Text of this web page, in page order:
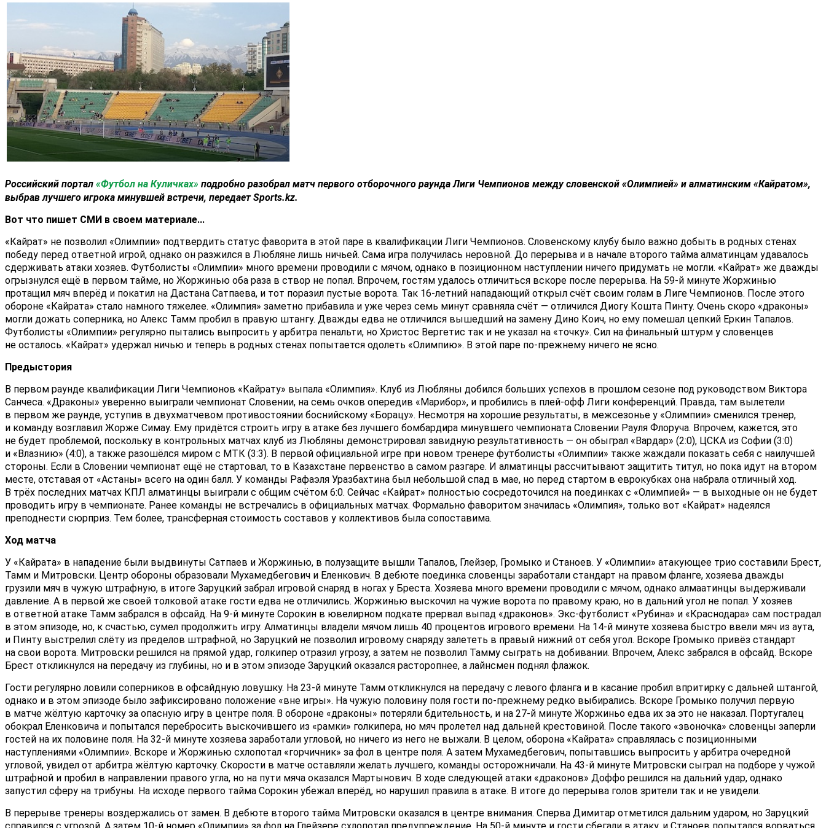
Российский портал «Футбол на Куличках» подробно разобрал матч первого отборочного раундаЛиги Чемпионов между словенской «Олимпией» и алматинским «Кайратом»,
выбрав лучшего игрока минувшей встречи, передает Sports.kz.
Вот что пишет СМИ в своем материале...
«Кайрат» не позволил «Олимпии» подтвердить статус фаворита в этой паре в квалификации Лиги Чемпионов. Словенскому клубу было важно добыть в родных стенах
победу перед ответной игрой, однако он разжился в Любляне лишь ничьей. Сама игра получилась неровной. До перерыва и в начале второго тайма алматинцам удавалось
сдерживать атаки хозяев. Футболисты «Олимпии» много времени проводили с мячом, однако в позиционном наступлении ничего придумать не могли. «Кайрат» же дважды
огрызнулся ещё в первом тайме, но Жоржинью оба раза в створ не попал. Впрочем, гостям удалось отличиться вскоре после перерыва. На 59-й минуте Жоржинью
протащил мяч вперёд и покатил на Дастана Сатпаева, и тот поразил пустые ворота. Так 16-летний нападающий открыл счёт своим голам в Лиге Чемпионов. После этого
обороне «Кайрата» стало намного тяжелее. «Олимпия» заметно прибавила и уже через семь минут сравняла счёт — отличился Диогу Кошта Пинту. Очень скоро «драконы»
могли дожать соперника, но Алекс Тамм пробил в правую штангу. Дважды едва не отличился вышедший на замену Дино Коич, но ему помешал цепкий Еркин Тапалов.
Футболисты «Олимпии» регулярно пытались выпросить у арбитра пенальти, но Христос Вергетис так и не указал на «точку». Сил на финальный штурм у словенцев
не осталось. «Кайрат» удержал ничью и теперь в родных стенах попытается одолеть «Олимпию». В этой паре по-прежнему ничего не ясно.
Предыстория
В первом раунде квалификации Лиги Чемпионов «Кайрату» выпала «Олимпия». Клуб из Любляны добился больших успехов в прошлом сезоне под руководством Виктора
Санчеса. «Драконы» уверенно выиграли чемпионат Словении, на семь очков опередив «Марибор», и пробились в плей-офф Лиги конференций. Правда, там вылетели
в первом же раунде, уступив в двухматчевом противостоянии боснийскому «Борацу». Несмотря на хорошие результаты, в межсезонье у «Олимпии» сменился тренер,
и команду возглавил Жорже Симау. Ему придётся строить игру в атаке без лучшего бомбардира минувшего чемпионата Словении Рауля Флоруча. Впрочем, кажется, это
не будет проблемой, поскольку в контрольных матчах клуб из Любляны демонстрировал завидную результативность — он обыграл «Вардар» (2:0), ЦСКА из Софии (3:0)
и «Влазнию» (4:0), а также разошёлся миром с МТК (3:3). В первой официальной игре при новом тренере футболисты «Олимпии» также жаждали показать себя с наилучшей
стороны. Если в Словении чемпионат ещё не стартовал, то в Казахстане первенство в самом разгаре. И алматинцы рассчитывают защитить титул, но пока идут на втором
месте, отставая от «Астаны» всего на один балл. У команды Рафаэля Уразбахтина был небольшой спад в мае, но перед стартом в еврокубках она набрала отличный ход.
В трёх последних матчах КПЛ алматинцы выиграли с общим счётом 6:0. Сейчас «Кайрат» полностью сосредоточился на поединках с «Олимпией» — в выходные он не будет
проводить игру в чемпионате. Ранее команды не встречались в официальных матчах. Формально фаворитом значилась «Олимпия», только вот «Кайрат» надеялся
преподнести сюрприз. Тем более, трансферная стоимость составов у коллективов была сопоставима.
Ход матча
У «Кайрата» в нападение были выдвинуты Сатпаев и Жоржинью, в полузащите вышли Тапалов, Глейзер, Громыко и Станоев. У «Олимпии» атакующее трио составили Брест,
Тамм и Митровски. Центр обороны образовали Мухамедбегович и Еленкович. В дебюте поединка словенцы заработали стандарт на правом фланге, хозяева дважды
грузили мяч в чужую штрафную, в итоге Заруцкий забрал игровой снаряд в ногах у Бреста. Хозяева много времени проводили с мячом, однако алмаатинцы выдерживали
давление. А в первой же своей толковой атаке гости едва не отличились. Жоржинью выскочил на чужие ворота по правому краю, но в дальний угол не попал. У хозяев
в ответной атаке Тамм забрался в офсайд. На 9-й минуте Сорокин в ювелирном подкате прервал выпад «драконов». Экс-футболист «Рубина» и «Краснодара» сам пострадал
в этом эпизоде, но, к счастью, сумел продолжить игру. Алматинцы владели мячом лишь 40 процентов игрового времени. На 14-й минуте хозяева быстро ввели мяч из аута,
и Пинту выстрелил слёту из пределов штрафной, но Заруцкий не позволил игровому снаряду залететь в правый нижний от себя угол. Вскоре Громыко привёз стандарт
на свои ворота. Митровски решился на прямой удар, голкипер отразил угрозу, а затем не позволил Тамму сыграть на добивании. Впрочем, Алекс забрался в офсайд. Вскоре
Брест откликнулся на передачу из глубины, но и в этом эпизоде Заруцкий оказался расторопнее, а лайнсмен поднял флажок.
Гости регулярно ловили соперников в офсайдную ловушку. На 23-й минуте Тамм откликнулся на передачу с левого фланга и в касание пробил впритирку с дальней штангой,
однако и в этом эпизоде было зафиксировано положение «вне игры». На чужую половину поля гости по-прежнему редко выбирались. Вскоре Громыко получил первую
в матче жёлтую карточку за опасную игру в центре поля. В обороне «драконы» потеряли бдительность, и на 27-й минуте Жоржиньо едва их за это не наказал. Португалец
обокрал Еленковича и попытался перебросить выскочившего из «рамки» голкипера, но мяч пролетел над дальней крестовиной. После такого «звоночка» словенцы заперли
гостей на их половине поля. На 32-й минуте хозяева заработали угловой, но ничего из него не выжали. В целом, оборона «Кайрата» справлялась с позиционными
наступлениями «Олимпии». Вскоре и Жоржинью схлопотал «горчичник» за фол в центре поля. А затем Мухамедбегович, попытавшись выпросить у арбитра очередной
угловой, увидел от арбитра жёлтую карточку. Скорости в матче оставляли желать лучшего, команды осторожничали. На 43-й минуте Митровски сыграл на подборе у чужой
штрафной и пробил в направлении правого угла, но на пути мяча оказался Мартынович. В ходе следующей атаки «драконов» Доффо решился на дальний удар, однако
запустил сферу на трибуны. На исходе первого тайма Сорокин убежал вперёд, но нарушил правила в атаке. В итоге до перерыва голов зрители так и не увидели.
В перерыве тренеры воздержались от замен. В дебюте второго тайма Митровски оказался в центре внимания. Сперва Димитар отметился дальним ударом, но Заруцкий